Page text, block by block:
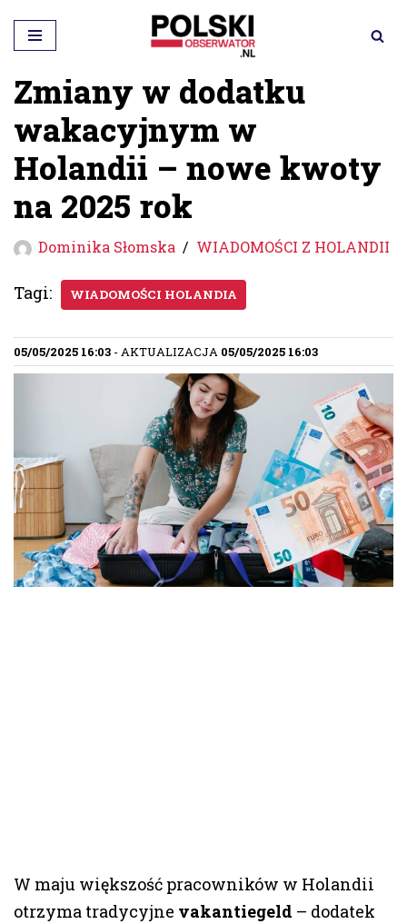
Przejdź
do
treści
Zmiany w dodatku
wakacyjnym w
Holandii – nowe kwoty
na 2025 rok
Dominika Słomska WIADOMOŚCI Z HOLANDII
Tagi: WIADOMOŚCI HOLANDIA
05/05/2025 16:03 - AKTUALIZACJA 05/05/2025 16:03
W maju większość pracowników w Holandii
otrzyma tradycyjne vakantiegeld – dodatek